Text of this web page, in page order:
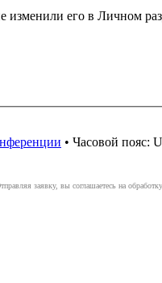
его в Личном
• Часовой пояс:
заявку, вы соглашаетесь на